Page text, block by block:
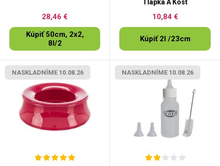
28,46 €
Kúpiť 50cm, 2x2,
8l/2
Tlapka A Kosť
10,84 €
Kúpiť 2l /23cm
NASKLADNÍME 10.08.26 NASKLADNÍME 10.08.26